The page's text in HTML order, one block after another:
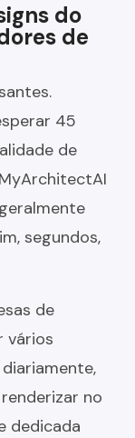
do
de
45
de
segundos,
de
vários
no
dedicada